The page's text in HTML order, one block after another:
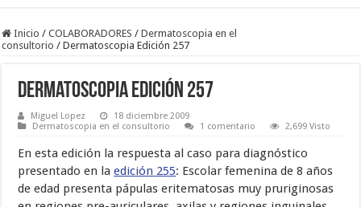
Inicio / COLABORADORES / Dermatoscopia en el
consultorio / Dermatoscopia Edición 257
Dermatoscopia Edición 257
Miguel Lopez
18 diciembre 2009
Dermatoscopia en el consultorio
1 comentario 2,699 Visto
En esta edición la respuesta al caso para diagnóstico
presentado en laedición 255: Escolar femenina de 8 años
de edad presenta pápulas eritematosas muy pruriginosas